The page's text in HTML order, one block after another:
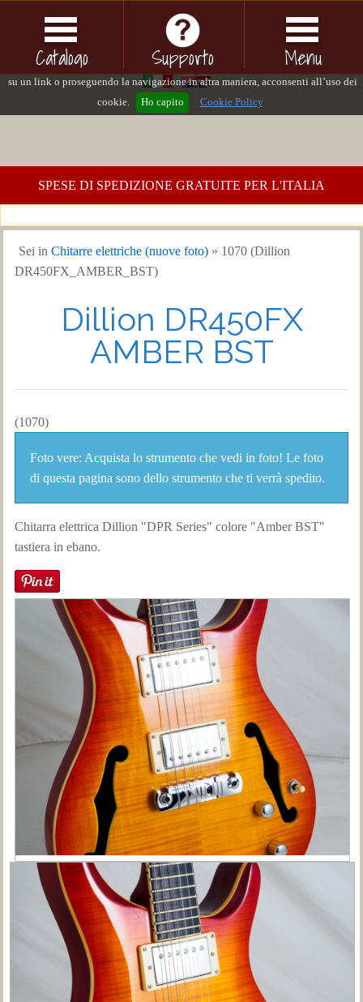
Questo sito o gli strumenti terzi da questo utilizzati si avvalgono di cookie
necessari al funzionamento ed utili alle finalità illustrate nella cookie policy. Se
vuoi saperne di più consulta la cookie policy. Chiudendo questo banner, cliccando
su un link o proseguendo la navigazione in altra maniera, acconsenti all’uso dei
cookie.
Ho capito Cookie Policy
Catalogo Supporto Menu
SPESE DI SPEDIZIONE GRATUITE PER L'ITALIA
Sei in Chitarre elettriche (nuove foto)» 1070 (Dillion
DR450FX_AMBER_BST)
Dillion DR450FX
AMBER BST
(1070)
Foto vere: Acquista lo strumento che vedi in foto! Le foto
di questa pagina sono dello strumento che ti verrà spedito.
Chitarra elettrica Dillion "DPR Series" colore"Amber BST"
tastiera in ebano.